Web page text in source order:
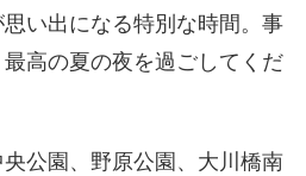
い出になる特別な時間。事
高の夏の夜を過ごしてくだ
公園、野原公園、大川橋南